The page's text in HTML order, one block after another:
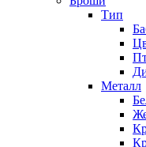
Тип
Металл